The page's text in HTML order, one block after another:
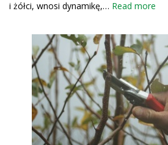
i żółci, wnosi dynamikę,… Read more